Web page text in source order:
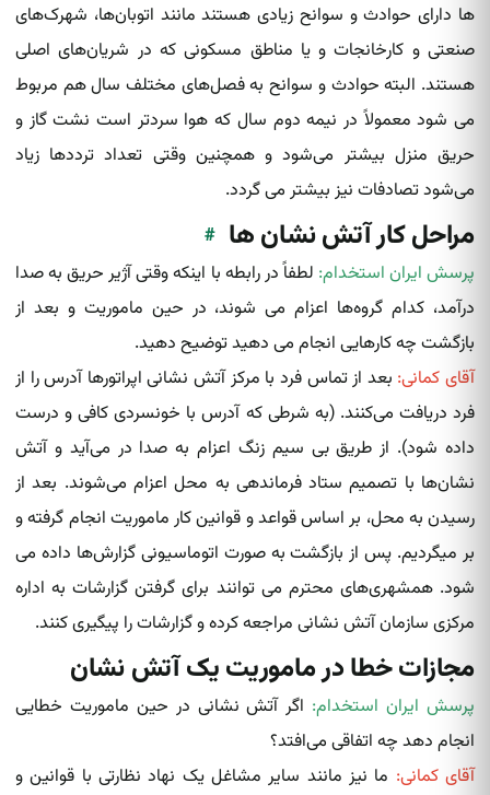
ها دارای حوادث و سوانح زیادی هستند مانند اتوبان‌ها، شهرک‌های
صنعتی و کارخانجات و یا مناطق مسکونی که در شریان‌های اصلی
هستند. البته حوادث و سوانح به فصل‌های مختلف سال هم مربوط
می شود معمولاً در نیمه دوم سال که هوا سردتر است نشت گاز و
حریق منزل بیشتر می‌شود و همچنین وقتی تعداد ترددها زیاد
می‌شود تصادفات نیز بیشتر می گردد.
مراحل کار آتش نشان ها #
پرسش ایران استخدام: لطفاً در رابطه با اینکه وقتی آژیر حریق به صدا
درآمد، کدام گروه‌ها اعزام می شوند، در حین ماموریت و بعد از
بازگشت چه کارهایی انجام می دهید توضیح دهید.
آقای کمانی: بعد از تماس فرد با مرکز آتش‌ نشانی‌ اپراتورها آدرس را از
فرد دریافت می‌کنند. (به شرطی که آدرس با خونسردی کافی و درست
داده شود). از طریق بی سیم زنگ اعزام به صدا در می‌آید و آتش
نشان‌ها با تصمیم ستاد فرماندهی به محل اعزام می‌شوند. بعد از
رسیدن به محل، بر اساس قواعد و قوانین کار ماموریت انجام گرفته‌ و
بر میگردیم. پس از بازگشت به صورت اتوماسیونی گزارش‌ها داده‌ می
شود. همشهری‌های محترم می توانند برای گرفتن گزارشات به اداره
مرکزی سازمان آتش‌ نشانی‌ مراجعه کرده‌‌ و گزارشات را پیگیری کنند.
مجازات خطا در ماموریت یک آتش نشان
پرسش ایران استخدام: اگر آتش نشانی در حین ماموریت خطایی
انجام دهد چه اتفاقی می‌افتد؟
آقای کمانی: ما نیز مانند سایر مشاغل یک نهاد نظارتی با قوانین و